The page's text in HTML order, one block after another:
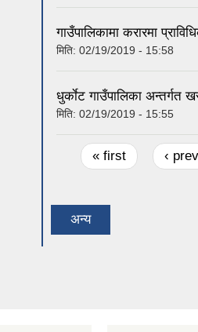
गाउँपालिकामा करारमा
मिति: 02/19/2019 - 15:58
धुर्काेट गाउँपालिका अन्तर्गत
मिति: 02/19/2019 - 15:55
Pages
« first ‹
अन्य